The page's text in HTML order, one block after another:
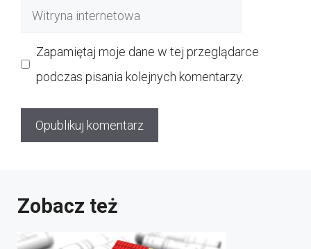
Witryna
Zapamiętaj moje dane w tej przeglądarce
podczas pisania kolejnych komentarzy.
Zobacz też